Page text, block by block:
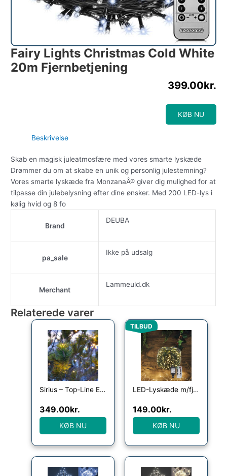
Fairy Lights Christmas Cold White
20m Fjernbetjening
399.00kr.
KØB NU
Beskrivelse
Skab en magisk juleatmosfære med vores smarte lyskæde
Drømmer du om at skabe en unik og personlig julestemning?
Vores smarte lyskæde fra MonzanaÂ® giver dig mulighed for at
tilpasse din julebelysning efter dine ønsker. Med 200 LED-lys i
kølig hvid og 8 fo
Brand
DEUBA
pa_sale
Ikke på udsalg
Merchant
Lammeuld.dk
Relaterede varer
Sirius – Top-Line Energy Net Startsæt 100L
349.00kr.
KØB NU
TILBUD
LED-Lyskæde m/fjernbetjening og 8 lysindstillinger – 30/40/50 meter – – 30 meter
Den oprindelige pris
149.00kr.
Den
KØB NU